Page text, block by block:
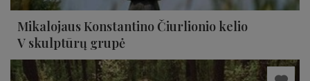
Mikalojaus Konstantino Čiurlionio kelio
V skulptūrų grupė